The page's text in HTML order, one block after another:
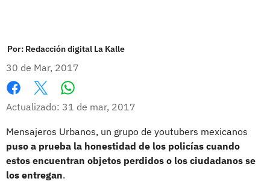
Por: Redacción digital La Kalle
30 de Mar, 2017
Facebook
X Whatsapp
Actualizado: 31 de mar, 2017
Mensajeros Urbanos, un grupo de youtubers mexicanos
puso a prueba la honestidad de los policías cuando
estos encuentran objetos perdidos o los ciudadanos se
los entregan.